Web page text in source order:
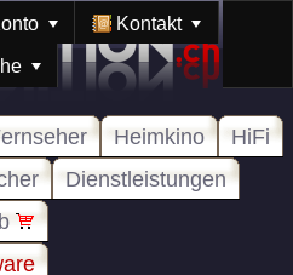
Kontakt
Heimkino
HiFi
Dienstleistungen